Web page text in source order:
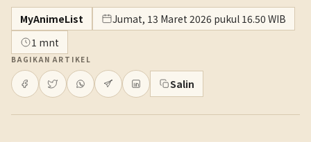
MyAnimeList
Jumat, 13 Maret 2026 pukul 16.50 WIB
1 mnt
BAGIKAN ARTIKEL
Salin